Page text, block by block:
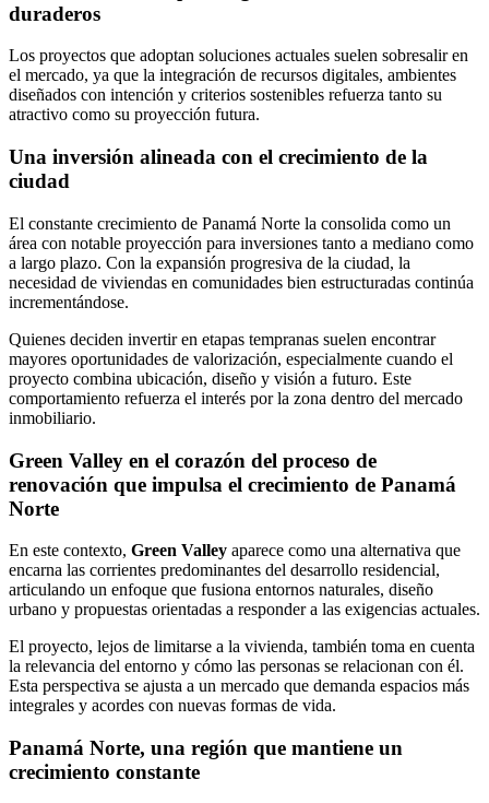
duraderos
Los proyectos que adoptan soluciones actuales suelen sobresalir en
el mercado, ya que la integración de recursos digitales, ambientes
diseñados con intención y criterios sostenibles refuerza tanto su
atractivo como su proyección futura.
Una inversión alineada con el crecimiento de la
ciudad
El constante crecimiento de Panamá Norte la consolida como un
área con notable proyección para inversiones tanto a mediano como
a largo plazo. Con la expansión progresiva de la ciudad, la
necesidad de viviendas en comunidades bien estructuradas continúa
incrementándose.
Quienes deciden invertir en etapas tempranas suelen encontrar
mayores oportunidades de valorización, especialmente cuando el
proyecto combina ubicación, diseño y visión a futuro. Este
comportamiento refuerza el interés por la zona dentro del mercado
inmobiliario.
Green Valley en el corazón del proceso de
renovación que impulsa el crecimiento de Panamá
Norte
En este contexto, Green Valley aparece como una alternativa que
encarna las corrientes predominantes del desarrollo residencial,
articulando un enfoque que fusiona entornos naturales, diseño
urbano y propuestas orientadas a responder a las exigencias actuales.
El proyecto, lejos de limitarse a la vivienda, también toma en cuenta
la relevancia del entorno y cómo las personas se relacionan con él.
Esta perspectiva se ajusta a un mercado que demanda espacios más
integrales y acordes con nuevas formas de vida.
Panamá Norte, una región que mantiene un
crecimiento constante